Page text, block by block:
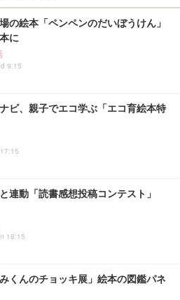
の絵本「ペンペンのだいぼうけん」
に
9:15
ビ、親子でエコ学ぶ「エコ育絵本特
連動「読書感想投稿コンテスト」
18:15
くんのチョッキ展」絵本の図鑑パネ